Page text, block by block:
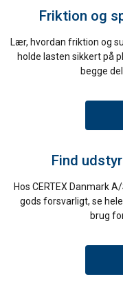
Friktion og
Lær, hvordan friktion og
holde lasten sikkert på
begge
Find
Hos CERTEX Danmark
gods forsvarligt, se
brug